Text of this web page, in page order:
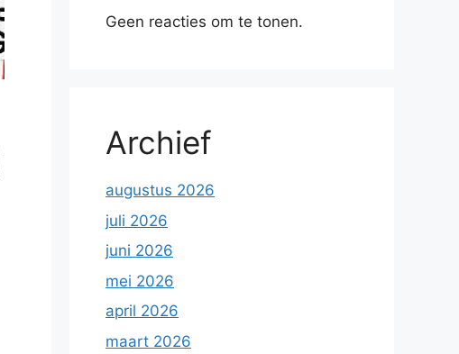
Geen reacties om te tonen.
Archief
augustus 2026
juli 2026
juni 2026
mei 2026
april 2026
maart 2026